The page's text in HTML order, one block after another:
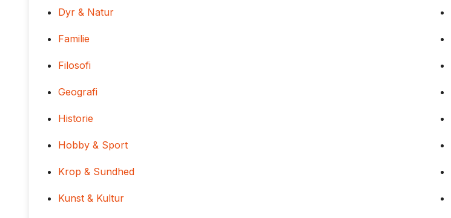
Dyr & Natur
Familie
Filosofi
Geografi
Historie
Hobby & Sport
Krop & Sundhed
Kunst & Kultur